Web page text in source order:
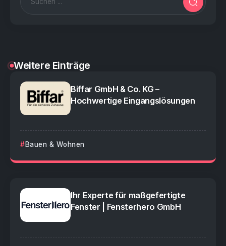
Weitere Einträge
Biffar GmbH & Co. KG –
Hochwertige Eingangslösungen
Bauen & Wohnen
Ihr Experte für maßgefertigte
Fenster | Fensterhero GmbH